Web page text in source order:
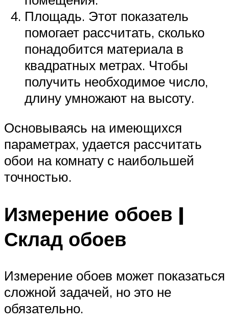
Площадь. Этот показатель
помогает рассчитать, сколько
понадобится материала в
квадратных метрах. Чтобы
получить необходимое число,
длину умножают на высоту.
Основываясь на имеющихся
параметрах, удается рассчитать
обои на комнату с наибольшей
точностью.
Измерение обоев |
Склад обоев
Измерение обоев может показаться
сложной задачей, но это не
обязательно.